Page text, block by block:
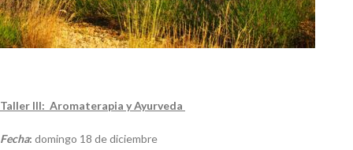
Taller III: Aromaterapia y Ayurveda
Fecha: domingo 18 de diciembre